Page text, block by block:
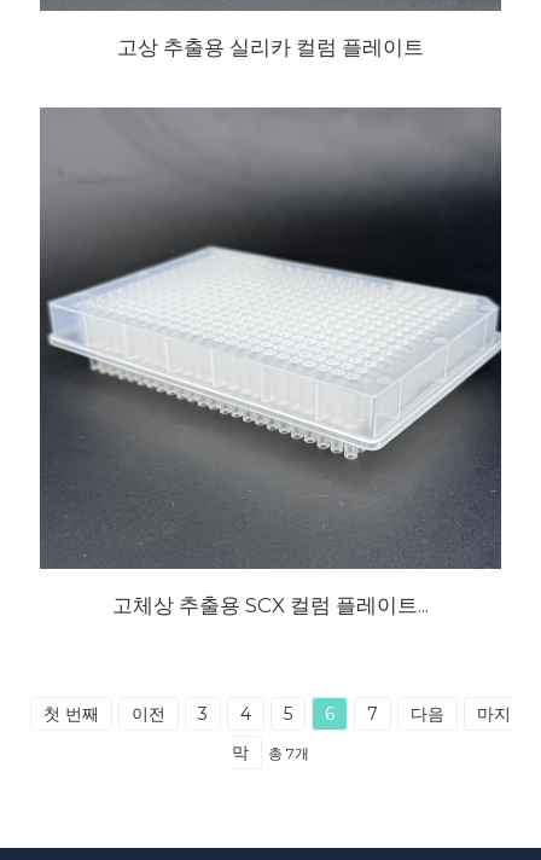
고상 추출용 실리카 컬럼 플레이트
고체상 추출용 SCX 컬럼 플레이트...
첫 번째 이전 3 4 5 6 7 다음
마지
막
총 7개